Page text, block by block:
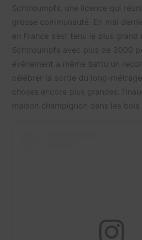
Schtroumpfs, une licence qui
grosse communauté. En mai
en France s’est tenu le plus
Schtroumpfs avec plus de 3000
événement a même battu un
célébrer la sortie du long-
choses encore plus grandes:
maison champignon dans les bois